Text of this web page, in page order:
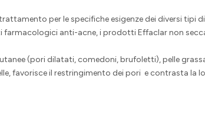
per le specifiche esigenze dei diversi tipi
anti-acne, i prodotti Effaclar non
(pori dilatati, comedoni, brufoletti), pelle
favorisce il restringimento dei pori e contrasta la